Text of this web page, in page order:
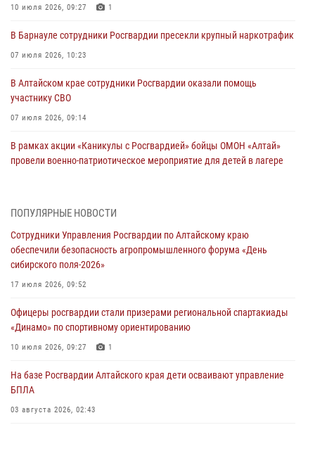
10 июля 2026, 09:27 1
В Барнауле сотрудники Росгвардии пресекли крупный наркотрафик
07 июля 2026, 10:23
В Алтайском крае сотрудники Росгвардии оказали помощь
участнику СВО
07 июля 2026, 09:14
В рамках акции «Каникулы с Росгвардией» бойцы ОМОН «Алтай»
провели военно-патриотическое мероприятие для детей в лагере
акции «Коробка храбрости»
Сотрудники Росгвардии провели встречу с юными пограничниками
03 июля 2026, 04:03
Управление Росгвардии по Алтайскому краю провело для детей
02 июля 2026, 00:55
В краевом управлении вневедомственной охраны Росгвардии по
ПОПУЛЯРНЫЕ НОВОСТИ
Сотрудники Управления Росгвардии по Алтайскому краю
обеспечили безопасность агропромышленного форума «День
сибирского поля-2026»
17 июля 2026, 09:52
Офицеры росгвардии стали призерами региональной спартакиады
«Динамо» по спортивному ориентированию
10 июля 2026, 09:27 1
На базе Росгвардии Алтайского края дети осваивают управление
БПЛА
03 августа 2026, 02:43